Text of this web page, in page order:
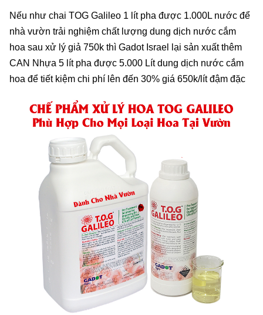
Nếu như chai TOG Galileo 1 lít pha được 1.000L nước để
nhà vườn trải nghiệm chất lượng dung dịch nước cắm
hoa sau xử lý giả 750k thì Gadot Israel lại sản xuất thêm
CAN Nhựa 5 lít pha được 5.000 Lít dung dịch nước cắm
hoa để tiết kiệm chi phí lên đến 30% giá 650k/lít đậm đặc